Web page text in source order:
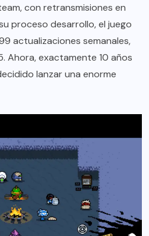
con retransmisiones en
proceso desarrollo, el juego
actualizaciones semanales,
Ahora, exactamente 10 años
lanzar una enorme